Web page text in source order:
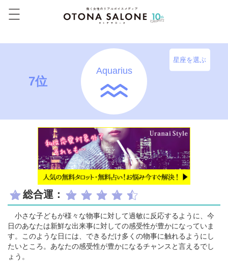
7位
Aquarius
星座を選ぶ
総合運：
小さな子どもが様々な物事に対して過敏に反応するように、今
日のあなたは新鮮な出来事に対しての感受性が豊かになっていま
す。このような日には、できるだけ多くの物事に触れるようにし
たいところ。あなたの感受性が豊かになるチャンスと言えるでし
ょう。